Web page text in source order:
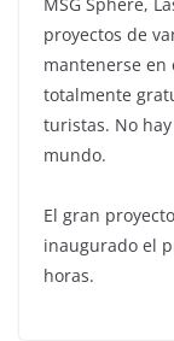
proyectos de
mantenerse en
totalmente
turistas. No
mundo.
El gran
inaugurado el
horas.